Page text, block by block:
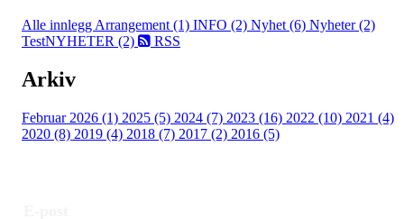
Alle innlegg Arrangement (1) INFO (2) Nyhet (6) Nyheter (2)
TestNYHETER (2)
RSS
Arkiv
Februar 2026 (1) 2025 (5) 2024 (7) 2023 (16) 2022 (10) 2021 (4)
2020 (8) 2019 (4) 2018 (7) 2017 (2) 2016 (5)